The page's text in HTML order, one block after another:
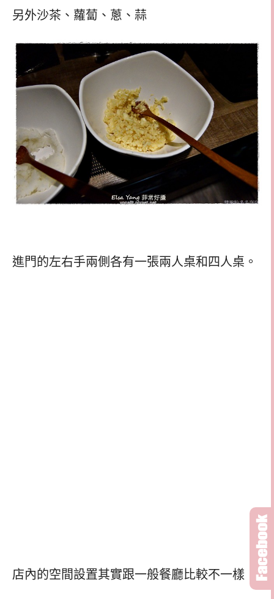
另外沙茶、蘿蔔、蔥、蒜
進門的左右手兩側各有一張兩人桌和四人桌。
店內的空間設置其實跟一般餐廳比較不一樣，